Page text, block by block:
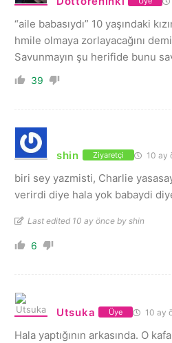
“aile babasıydı” 10 yaşındaki
hmile olmaya zorlayacağını
Savunmayın şu herifide bunu
39
shin Ziyaretçi 10 ay
biri sey yazmisti, Charlie
verirdi diye hala yok babaydi
Last edited 10 ay önce by shin
6
Utsuka Üye 10 ay
Hala yaptığının arkasında. O